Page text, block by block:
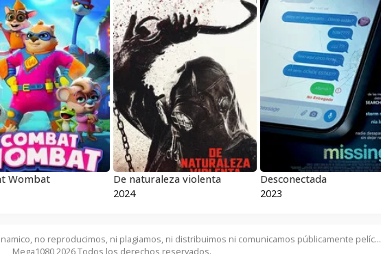
Wombat De naturaleza violenta
2024
Desconectada
2023
no reproducimos, ni plagiamos, ni distribuimos ni comunicamos públicamente pelíc...